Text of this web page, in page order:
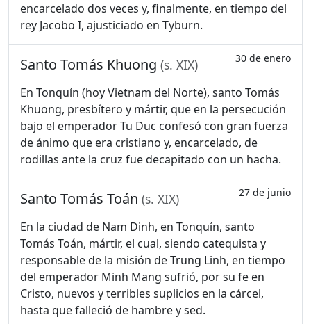
encarcelado dos veces y, finalmente, en tiempo del
rey Jacobo I, ajusticiado en Tyburn.
Santo Tomás Khuong (s. XIX) 30 de enero
En Tonquín (hoy Vietnam del Norte), santo Tomás
Khuong, presbítero y mártir, que en la persecución
bajo el emperador Tu Duc confesó con gran fuerza
de ánimo que era cristiano y, encarcelado, de
rodillas ante la cruz fue decapitado con un hacha.
Santo Tomás Toán (s. XIX) 27 de junio
En la ciudad de Nam Dinh, en Tonquín, santo
Tomás Toán, mártir, el cual, siendo catequista y
responsable de la misión de Trung Linh, en tiempo
del emperador Minh Mang sufrió, por su fe en
Cristo, nuevos y terribles suplicios en la cárcel,
hasta que falleció de hambre y sed.